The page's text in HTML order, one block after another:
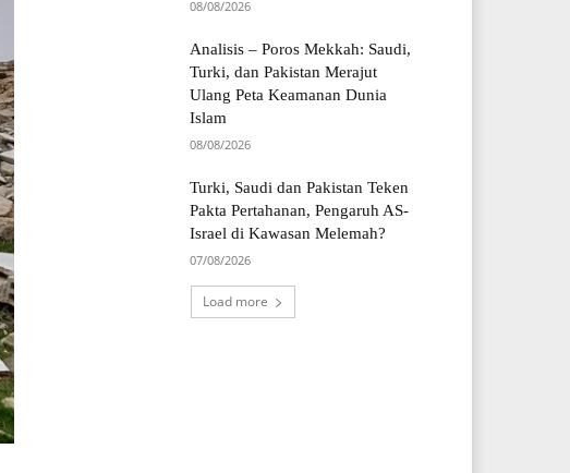
08/08/2026
Analisis – Poros Mekkah: Saudi,
Turki, dan Pakistan Merajut
Ulang Peta Keamanan Dunia
Islam
08/08/2026
Turki, Saudi dan Pakistan Teken
Pakta Pertahanan, Pengaruh AS-
Israel di Kawasan Melemah?
07/08/2026
Load more